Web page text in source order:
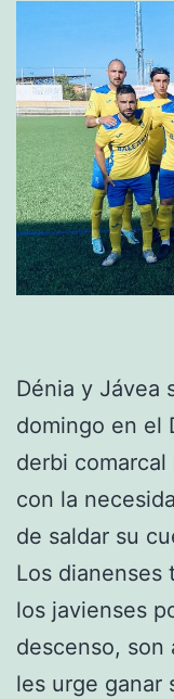
Dénia y Jávea
domingo en el
derbi
con la
de saldar su
Los dianenses
los javienses
descenso, son
les urge ganar